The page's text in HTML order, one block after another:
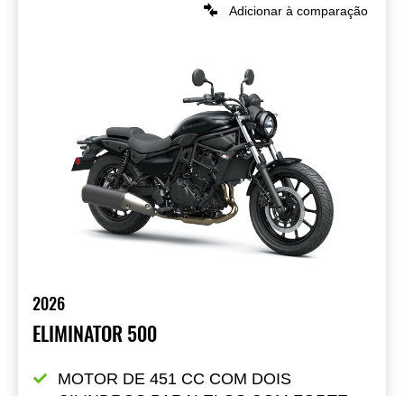
Adicionar à comparação
2026
ELIMINATOR 500
MOTOR DE 451 CC COM DOIS